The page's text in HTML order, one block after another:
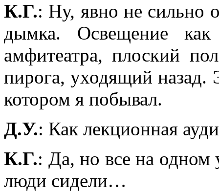
К.Г.: Ну, явно не сильно
дымка. Освещение
амфитеатра, плоский
пирога, уходящий назад.
котором я побывал.
Д.У.: Как лекционная
К.Г.: Да, но все на одном
люди сидели…